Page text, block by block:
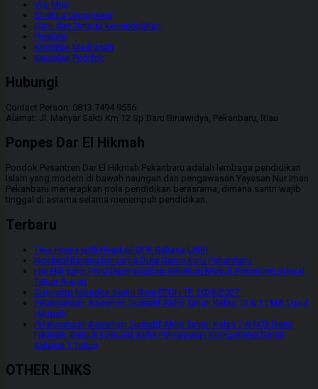
Visi Misi
Struktur Organisasi
Guru dan Tenaga kependidikan
Prestasi
Kegiatan Madrasah
Kegiatan Pondok
Hubungi
Contact Person: 0813 7494 9556
Alamat: Jl. Manyar Sakti Km.12 Sp.Baru Binawidya, Pekanbaru, Riau
Ponpes Dar El Hikmah
Pondok Pesantren Dar El Hikmah Pekanbaru adalah lembaga pendidikan
Islam yang modern di bawah naungan dan pengawasan Yayasan Nur Iman
Pekanbaru menerapkan pola pendidikan berasrama, dimana santri wajib
tinggal di asrama selama menempuh pendidikan.
Terbaru
Two Hours with Head of UPA Bahasa UNRI
Ngobrol Bareng bersama Duta Genre Kota Pekanbaru
Hal-Hal yang Perlu Dipersiapkan Sebelum Masuk Pesantren diawal
Tahun Ajaran
Siap-siap Mondok Santri Baru PPDH TP. 2026/2027
Pelaksanaan Asesmen Sumatif Akhir Tahun Kelas 10 & 11 MA Darul
Hikmah
Pelaksanaan Asesmen Sumatif Akhir Tahun Kelas 7-8 MTs Darul
Hikmah, Bentuk Evaluasi Akhir Pencapaian Kompetensi Santri
Selama 1 Tahun
OTHER LINKS